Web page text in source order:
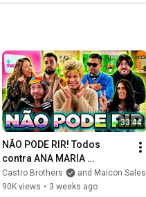
Luiza Nepomuceno
#1vs30
33:44
NÃO PODE RIR! Todos
contra ANA MARIA
BRAGA?!? #UTC 376
Castro Brothers
and Maicon Sales
90K views • 3 weeks ago